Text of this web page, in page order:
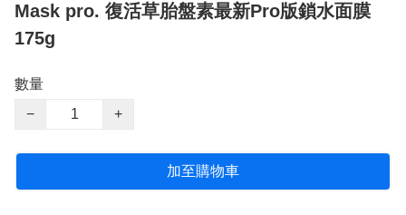
Mask pro. 復活草胎盤素最新Pro版鎖水面膜
175g
數量
−
+
加至購物車